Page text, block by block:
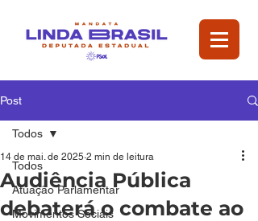
Post
Todos
Atuação Parlamentar
Movimentos Sociais
Todos
Audiência Pública
debaterá o combate ao
14 de mai. de 2025 2 min de leitura